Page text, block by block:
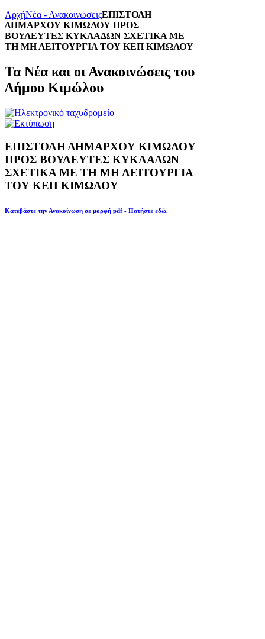
ΑρχήΝέα - ΑνακοινώσειςΕΠΙΣΤΟΛΗ
ΔΗΜΑΡΧΟΥ ΚΙΜΩΛΟΥ ΠΡΟΣ
ΒΟΥΛΕΥΤΕΣ ΚΥΚΛΑΔΩΝ ΣΧΕΤΙΚΑ ΜΕ
ΤΗ ΜΗ ΛΕΙΤΟΥΡΓΙΑ ΤΟΥ ΚΕΠ ΚΙΜΩΛΟΥ
Τα Νέα και οι Ανακοινώσεις του
Δήμου Κιμώλου
ΕΠΙΣΤΟΛΗ ΔΗΜΑΡΧΟΥ ΚΙΜΩΛΟΥ
ΠΡΟΣ ΒΟΥΛΕΥΤΕΣ ΚΥΚΛΑΔΩΝ
ΣΧΕΤΙΚΑ ΜΕ ΤΗ ΜΗ ΛΕΙΤΟΥΡΓΙΑ
ΤΟΥ ΚΕΠ ΚΙΜΩΛΟΥ
Κατεβάστε την Ανακοίνωση σε μορφή pdf - Πατήστε εδώ.